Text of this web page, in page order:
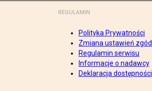
REGULAMIN
Polityka Prywatności
Zmiana ustawień zgód
Regulamin serwisu
Informacje o nadawcy
Deklaracja dostępności